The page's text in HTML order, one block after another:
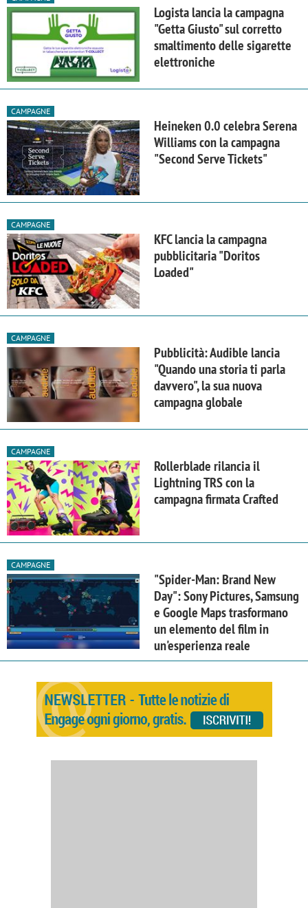
Logista lancia la campagna
"Getta Giusto" sul corretto
smaltimento delle sigarette
elettroniche
CAMPAGNE
Heineken 0.0 celebra Serena
Williams con la campagna
"Second Serve Tickets"
CAMPAGNE
KFC lancia la campagna
pubblicitaria "Doritos
Loaded"
CAMPAGNE
Pubblicità: Audible lancia
"Quando una storia ti parla
davvero", la sua nuova
campagna globale
CAMPAGNE
Rollerblade rilancia il
Lightning TRS con la
campagna firmata Crafted
CAMPAGNE
"Spider-Man: Brand New
Day": Sony Pictures, Samsung
e Google Maps trasformano
un elemento del film in
un'esperienza reale